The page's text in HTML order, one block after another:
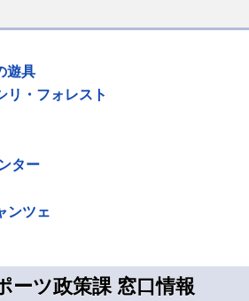
遊具
リ・フォレスト
ター
ンツェ
ーツ政策課 窓口情報